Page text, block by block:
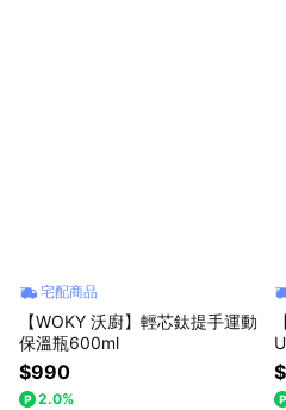
宅配商品
【WOKY 沃廚】輕芯鈦提手運動
保溫瓶600ml
$990
2.0%